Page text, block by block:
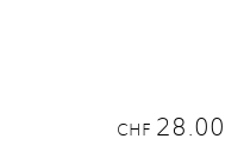
CHF 28.00